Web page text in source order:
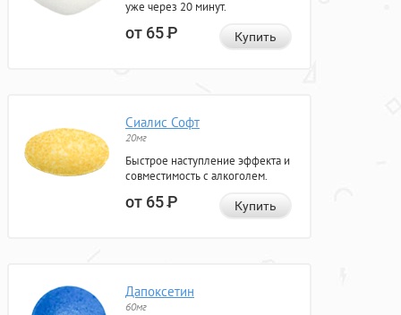
уже через 20 минут.
от 65Р Купить
Сиалис Софт
20мг
Быстрое наступление эффекта и
совместимость с алкоголем.
от 65Р Купить
Дапоксетин
60мг